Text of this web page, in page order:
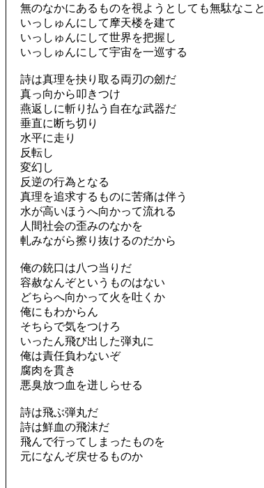
無のなかにあるものを視ようとしても無駄なこと
いっしゅんにして摩天楼を建て
いっしゅんにして世界を把握し
いっしゅんにして宇宙を一巡する
詩は真理を抉り取る両刃の劒だ
真っ向から叩きつけ
燕返しに斬り払う自在な武器だ
垂直に断ち切り
水平に走り
反転し
変幻し
反逆の行為となる
真理を追求するものに苦痛は伴う
水が高いほうへ向かって流れる
人間社会の歪みのなかを
軋みながら擦り抜けるのだから
俺の銃口は八つ当りだ
容赦なんぞというものはない
どちらへ向かって火を吐くか
俺にもわからん
そちらで気をつけろ
いったん飛び出した弾丸に
俺は責任負わないぞ
腐肉を貫き
悪臭放つ血を迸しらせる
詩は飛ぶ弾丸だ
詩は鮮血の飛沫だ
飛んで行ってしまったものを
元になんぞ戻せるものか